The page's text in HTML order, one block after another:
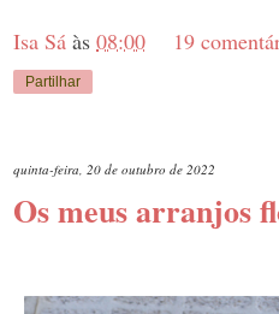
Isa Sá às 08:00 19
Partilhar
quinta-feira, 20 de outubro de 2022
Os meus arranjos